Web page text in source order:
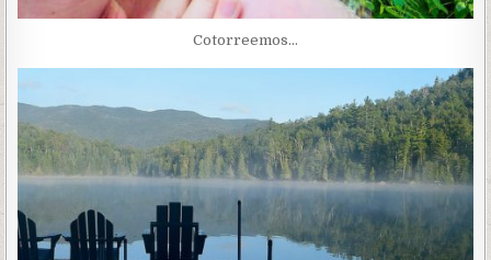
Cotorreemos…